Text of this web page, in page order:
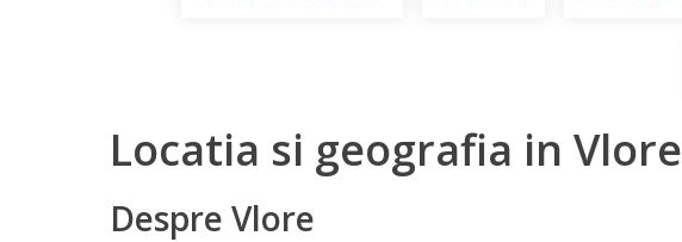
Locatia si geografia in Vlore
Despre Vlore